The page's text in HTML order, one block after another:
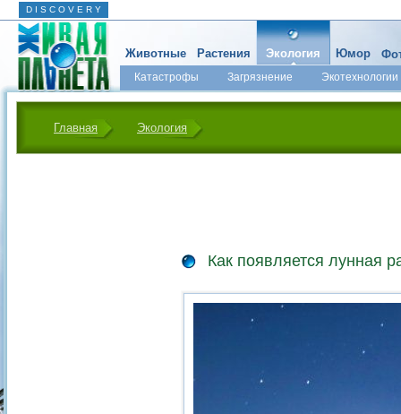
D I S C O V E R Y
Животные Растения Экология
Катастрофы Загрязнение Экотехнологии
Юмор
Главная Экология
Как появляется лунная